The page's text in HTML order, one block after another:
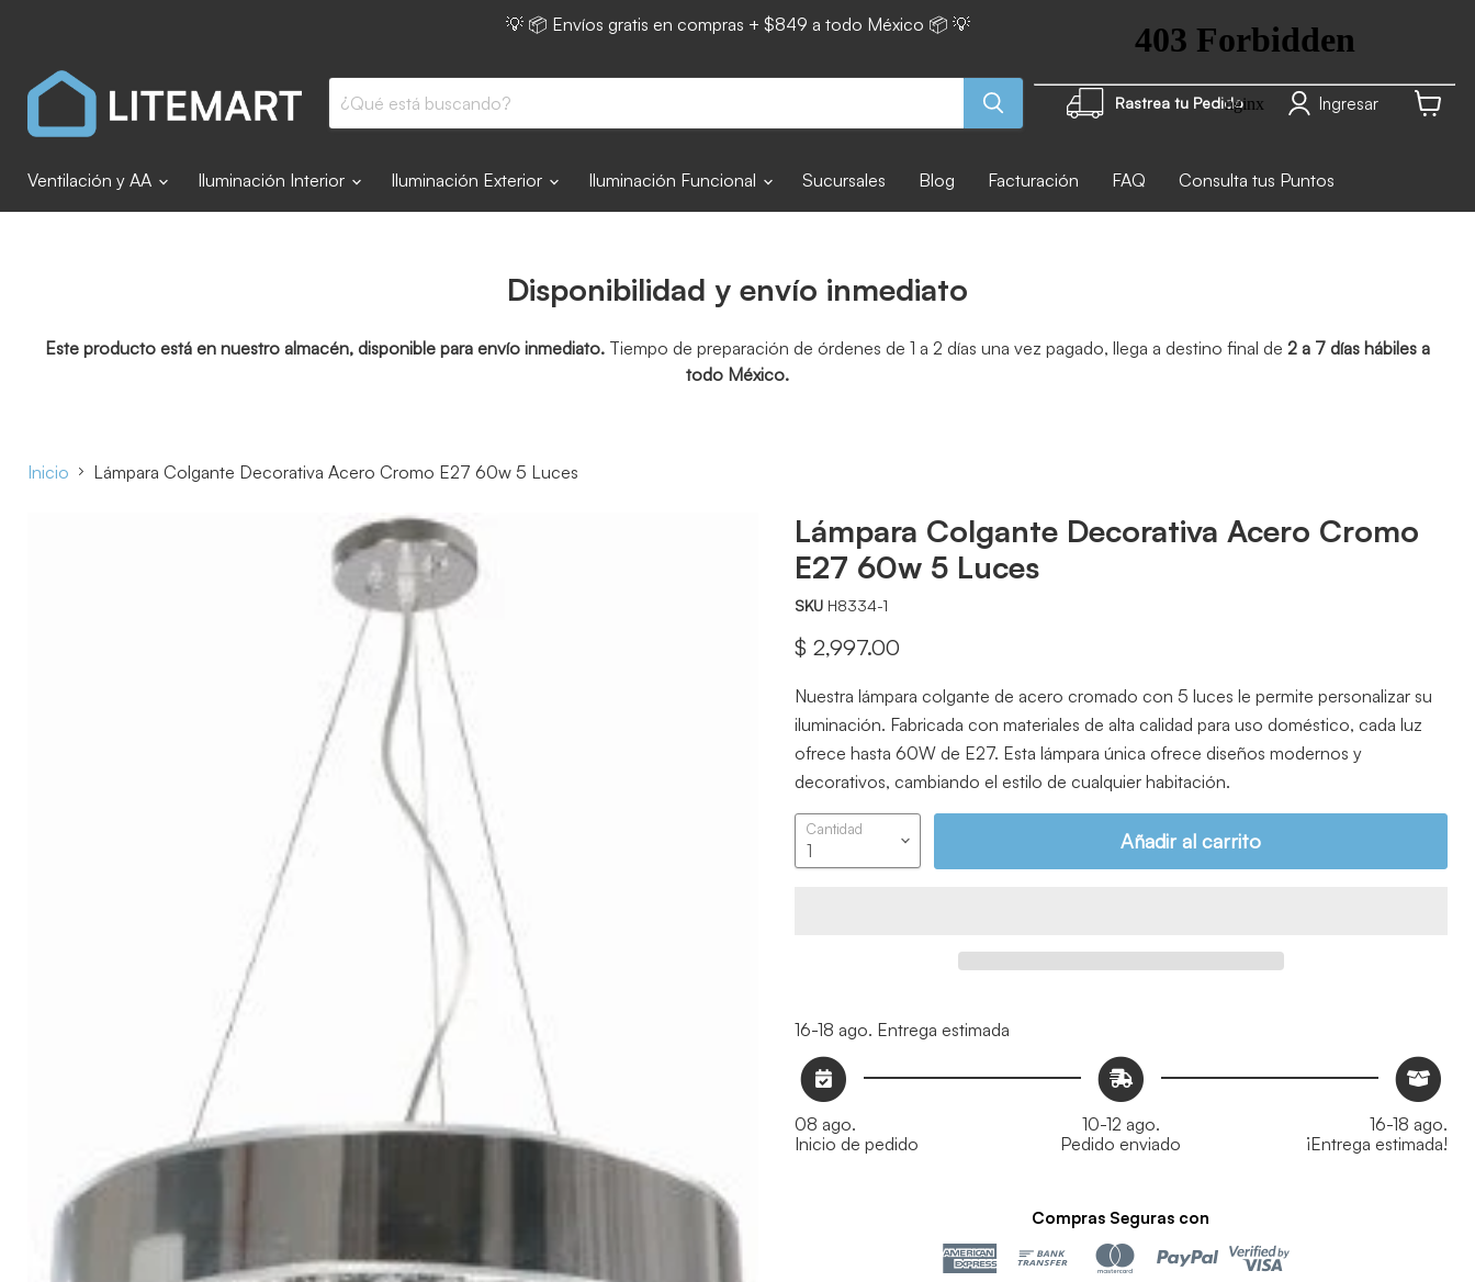
💡 📦 Envíos gratis en compras + $849 a todo México 📦 💡
Rastrea tu Pedido Ingresar
Ventilación y AA Iluminación Interior Iluminación Exterior Iluminación Funcional Sucursales Blog Facturación FAQ Consulta tus Puntos
Disponibilidad y envío inmediato
Este producto está en nuestro almacén, disponible para envío inmediato. Tiempo de preparación de órdenes de 1 a 2 días una vez pagado, llega a destino final de 2 a 7 días hábiles a
todo México.
Inicio Lámpara Colgante Decorativa Acero Cromo E27 60w 5 Luces
Lámpara Colgante Decorativa Acero Cromo
E27 60w 5 Luces
SKU H8334-1
Precio actual
$ 2,997.00
Nuestra lámpara colgante de acero cromado con 5 luces le permite personalizar su
iluminación. Fabricada con materiales de alta calidad para uso doméstico, cada luz
ofrece hasta 60W de E27. Esta lámpara única ofrece diseños modernos y
decorativos, cambiando el estilo de cualquier habitación.
Cantidad
Añadir al carrito
16-18 ago. Entrega estimada
08 ago.
Inicio de pedido
10-12 ago.
Pedido enviado
16-18 ago.
¡Entrega estimada!
Compras Seguras con